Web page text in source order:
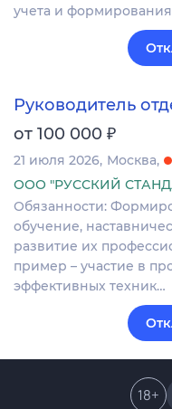
учета и
Руководитель
от 100 000 ₽
21 июля 2026 Москва
ООО "РУССКИЙ
Обязанности:
обучение,
развитие их
пример – участие в
эффективных техник…
18+